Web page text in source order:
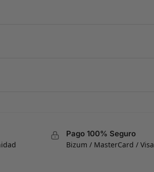
Pago 100% Seguro
Bizum / MasterCard / Visa